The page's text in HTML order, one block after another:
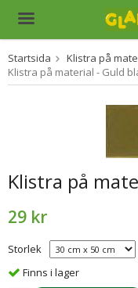
Produkten
Startsida Klistra på
Klistra på material - Guld
Klistra på
29 kr
Storlek
Finns i lager